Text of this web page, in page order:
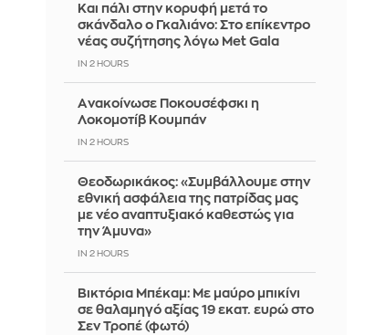
Και πάλι στην κορυφή μετά το
σκάνδαλο ο Γκαλιάνο: Στο επίκεντρο
νέας συζήτησης λόγω Met Gala
IN 2 HOURS
Aνακοίνωσε Ποκουσέφσκι η
Λοκομοτίβ Κουμπάν
IN 2 HOURS
Θεοδωρικάκος: «Συμβάλλουμε στην
εθνική ασφάλεια της πατρίδας μας
με νέο αναπτυξιακό καθεστώς για
την Άμυνα»
IN 2 HOURS
Βικτόρια Μπέκαμ: Με μαύρο μπικίνι
σε θαλαμηγό αξίας 19 εκατ. ευρώ στο
Σεν Τροπέ (φωτό)